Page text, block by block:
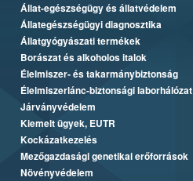
Állat-egészségügy és állatvédelem
Állategészségügyi diagnosztika
Állatgyógyászati termékek
Borászat és alkoholos italok
Élelmiszer- és takarmánybiztonság
Élelmiszerlánc-biztonsági laborhálózat
Járványvédelem
Kiemelt ügyek, EUTR
Kockázatkezelés
Mezőgazdasági genetikai erőforrások
Növényvédelem